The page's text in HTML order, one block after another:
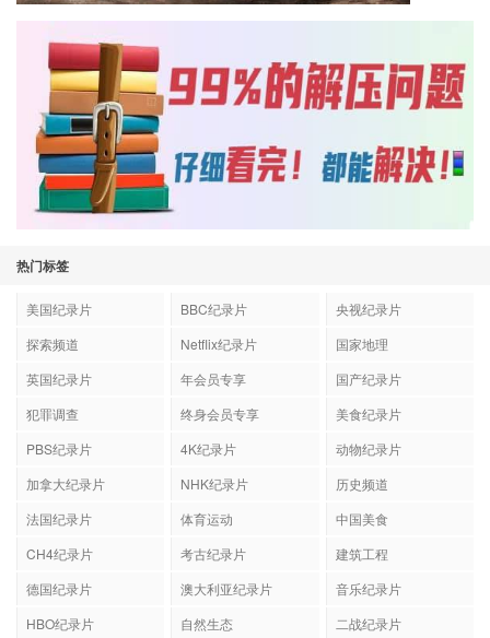
热门标签
美国纪录片 BBC纪录片
央视纪录片
探索频道
Netflix纪录片
国家地理
英国纪录片
年会员专享
国产纪录片
犯罪调查
终身会员专享
美食纪录片
PBS纪录片
4K纪录片
动物纪录片
加拿大纪录片
NHK纪录片
历史频道
法国纪录片
体育运动
中国美食
CH4纪录片
考古纪录片
建筑工程
德国纪录片
澳大利亚纪录片
音乐纪录片
HBO纪录片
自然生态 二战纪录片